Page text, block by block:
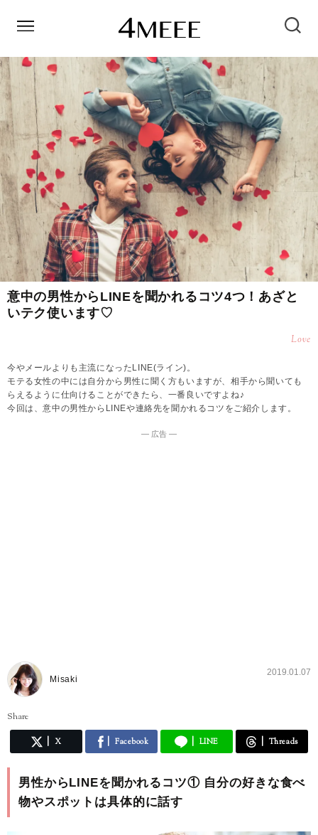
意中の男性からLINEを聞かれるコツ4つ！あざと
いテク使います♡
Love
今やメールよりも主流になったLINE(ライン)。
モテる女性の中には自分から男性に聞く方もいますが、相手から聞いても
らえるように仕向けることができたら、一番良いですよね♪
今回は、意中の男性からLINEや連絡先を聞かれるコツをご紹介します。
― 広告 ―
Misaki
2019.01.07
Share
X Facebook LINE Threads
男性からLINEを聞かれるコツ① 自分の好きな食べ
物やスポットは具体的に話す